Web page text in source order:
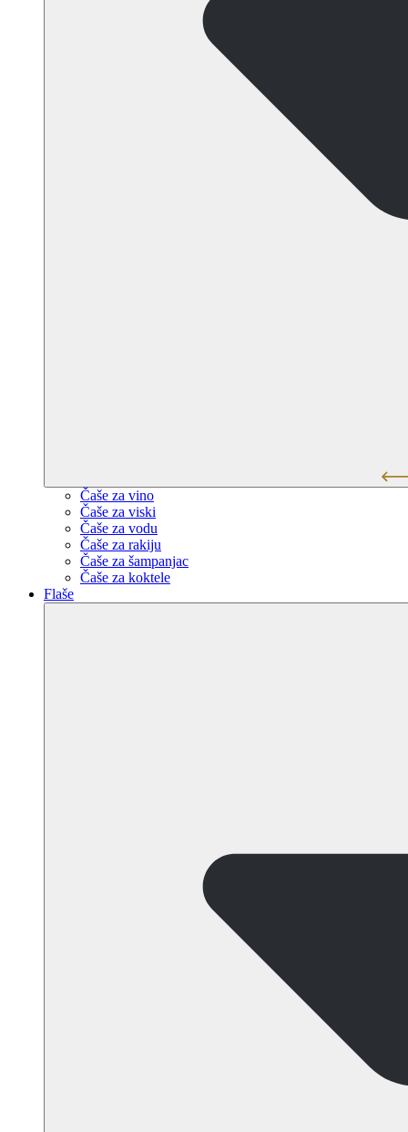
Čaše za vino
Čaše za viski
Čaše za vodu
Čaše za rakiju
Čaše za šampanjac
Čaše za koktele
Flaše